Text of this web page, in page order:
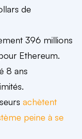
de
396 millions
Ethereum.
8 ans
.
achètent
peine à se